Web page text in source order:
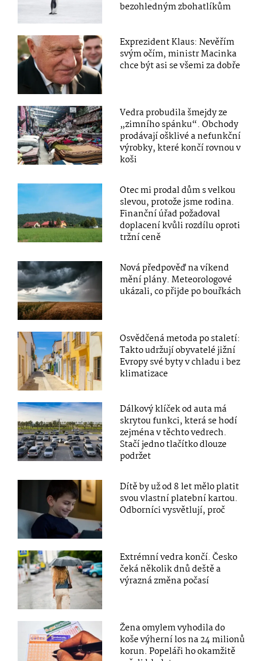
bezohledným zbohatlíkům
Exprezident Klaus: Nevěřím
svým očím, ministr Macinka
chce být asi se všemi za dobře
Vedra probudila šmejdy ze
„zimního spánku“. Obchody
prodávají ošklivé a nefunkční
výrobky, které končí rovnou v
koši
Otec mi prodal dům s velkou
slevou, protože jsme rodina.
Finanční úřad požadoval
doplacení kvůli rozdílu oproti
tržní ceně
Nová předpověď na víkend
mění plány. Meteorologové
ukázali, co přijde po bouřkách
Osvědčená metoda po staletí:
Takto udržují obyvatelé jižní
Evropy své byty v chladu i bez
klimatizace
Dálkový klíček od auta má
skrytou funkci, která se hodí
zejména v těchto vedrech.
Stačí jedno tlačítko dlouze
podržet
Dítě by už od 8 let mělo platit
svou vlastní platební kartou.
Odborníci vysvětlují, proč
Extrémní vedra končí. Česko
čeká několik dnů deště a
výrazná změna počasí
Žena omylem vyhodila do
koše výherní los na 24 milionů
korun. Popeláři ho okamžitě